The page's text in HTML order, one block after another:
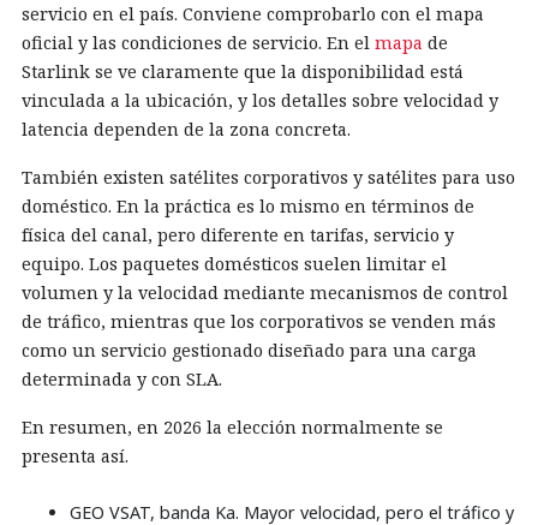
servicio en el país. Conviene comprobarlo con el mapa
oficial y las condiciones de servicio. En el mapa de
Starlink se ve claramente que la disponibilidad está
vinculada a la ubicación, y los detalles sobre velocidad y
latencia dependen de la zona concreta.
También existen satélites corporativos y satélites para uso
doméstico. En la práctica es lo mismo en términos de
física del canal, pero diferente en tarifas, servicio y
equipo. Los paquetes domésticos suelen limitar el
volumen y la velocidad mediante mecanismos de control
de tráfico, mientras que los corporativos se venden más
como un servicio gestionado diseñado para una carga
determinada y con SLA.
En resumen, en 2026 la elección normalmente se
presenta así.
GEO VSAT, banda Ka. Mayor velocidad, pero el tráfico y